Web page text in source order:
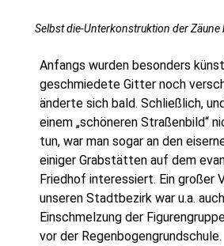
Selbst die-Unterkonstruktion der
Anfangs wurden besonders
geschmiedete Gitter noch
änderte sich bald. Schließlich,
einem „schöneren Straßenbild“
tun, war man sogar an den
einiger Grabstätten auf dem
Friedhof interessiert. Ein großer
unseren Stadtbezirk war u.a.
Einschmelzung der
vor der Regenbogengrundschule.